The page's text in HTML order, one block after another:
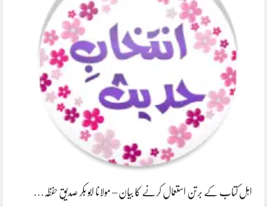
اہل کتاب کے برتن استعمال کرنے کا بیان – مولانا ابو بکر صدیق حفظہ…